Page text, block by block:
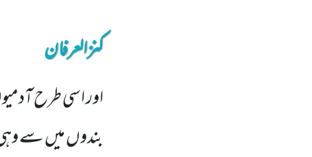
کنزالعرفان
اور اسی طرح
بندوں میں سے